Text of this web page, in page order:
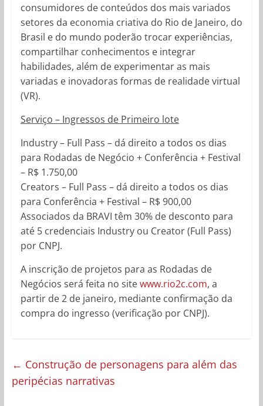
consumidores de conteúdos dos mais variados
setores da economia criativa do Rio de Janeiro, do
Brasil e do mundo poderão trocar experiências,
compartilhar conhecimentos e integrar
habilidades, além de experimentar as mais
variadas e inovadoras formas de realidade virtual
(VR).
Serviço – Ingressos de Primeiro lote
Industry – Full Pass – dá direito a todos os dias
para Rodadas de Negócio + Conferência + Festival
– R$ 1.750,00
Creators – Full Pass – dá direito a todos os dias
para Conferência + Festival – R$ 900,00
Associados da BRAVI têm 30% de desconto para
até 5 credenciais Industry ou Creator (Full Pass)
por CNPJ.
A inscrição de projetos para as Rodadas de
Negócios será feita no sitewww.rio2c.com, a
partir de 2 de janeiro, mediante confirmação da
compra do ingresso (verificação por CNPJ).
← Construção de personagens para além das
peripécias narrativas